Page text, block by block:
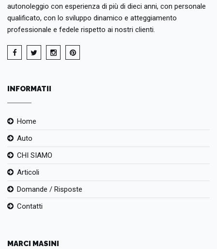
autonoleggio con esperienza di più di dieci anni, con personale
qualificato, con lo sviluppo dinamico e atteggiamento
professionale e fedele rispetto ai nostri clienti.
INFORMATII
Home
Auto
CHI SIAMO
Articoli
Domande / Risposte
Contatti
MARCI MASINI